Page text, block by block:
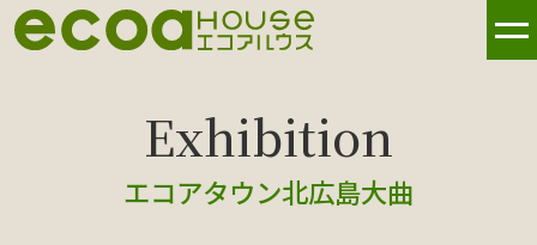
エコアタウン北広島大曲